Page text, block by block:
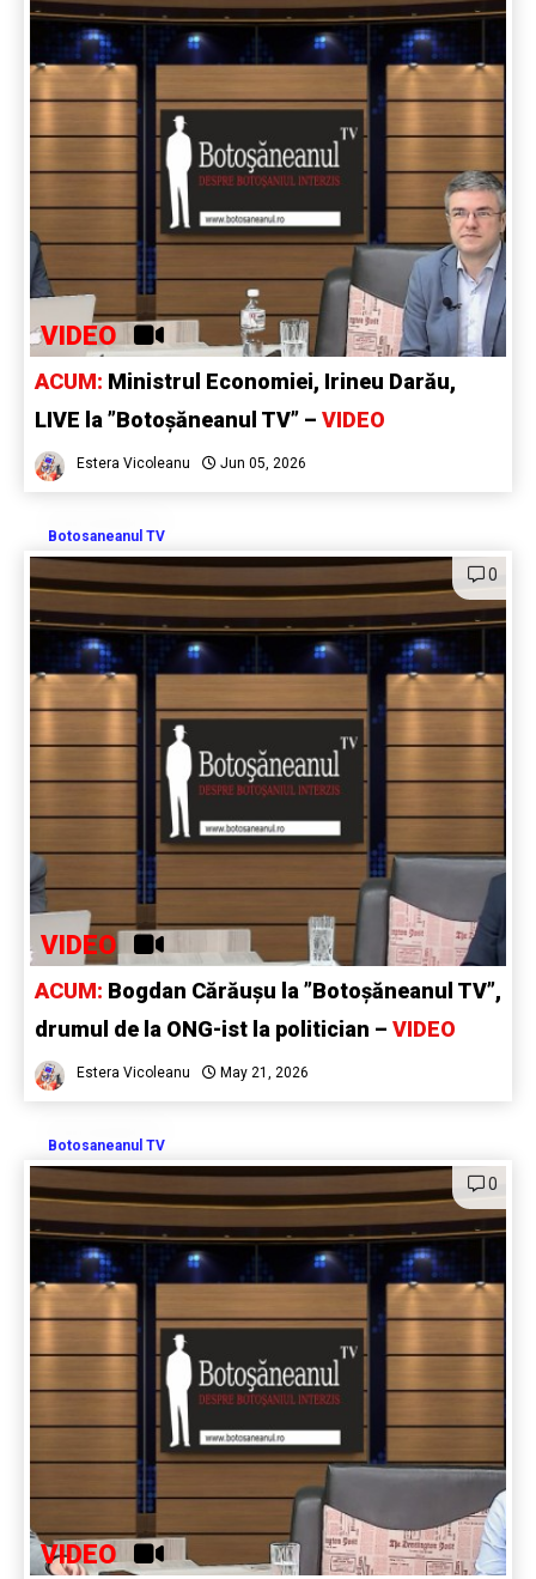
VIDEO
ACUM: Ministrul Economiei, Irineu Darău,
LIVE la ”Botoșăneanul TV” – VIDEO
Estera Vicoleanu Jun 05, 2026
Botosaneanul TV
0
VIDEO
ACUM: Bogdan Cărăușu la ”Botoșăneanul TV”,
drumul de la ONG-ist la politician – VIDEO
Estera Vicoleanu May 21, 2026
Botosaneanul TV
0
VIDEO